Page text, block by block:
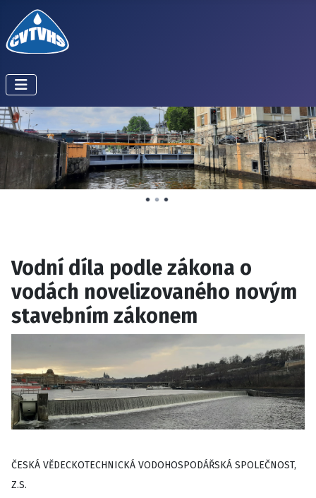
Vodní díla podle zákona o
vodách novelizovaného novým
stavebním zákonem
ČESKÁ VĚDECKOTECHNICKÁ VODOHOSPODÁŘSKÁ SPOLEČNOST,
Z.S.